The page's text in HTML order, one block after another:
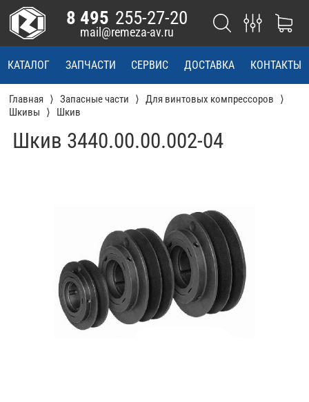
КАТАЛОГ ЗАПЧАСТИ СЕРВИС ДОСТАВКА КОНТАКТЫ
8 495 255-27-20
mail@remeza-av.ru
Главная Запасные части
Для винтовых компрессоров
Шкивы
Шкив
Шкив 3440.00.00.002-04